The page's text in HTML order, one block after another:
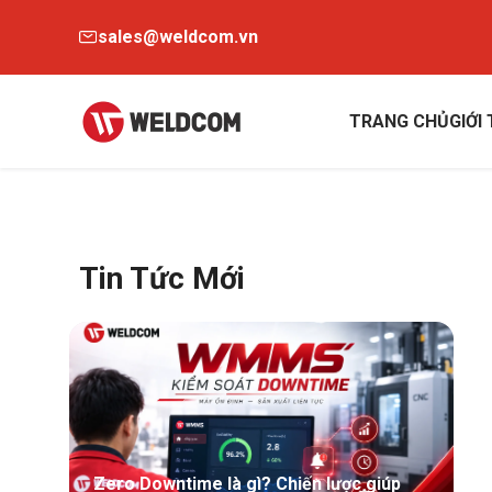
sales@weldcom.vn
TRANG CHỦGIỚI
Tin Tức Mới
Zero Downtime là gì? Chiến lược giúp